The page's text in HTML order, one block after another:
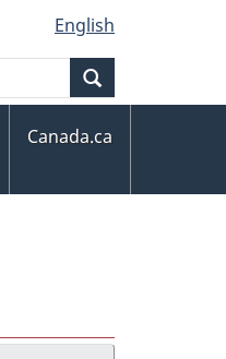
English
Canada.ca